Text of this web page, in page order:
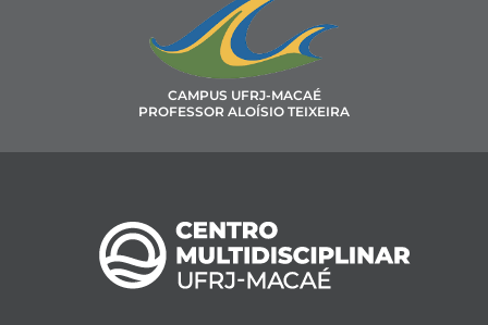
CAMPUS UFRJ-MACAÉ
PROFESSOR ALOÍSIO TEIXEIRA